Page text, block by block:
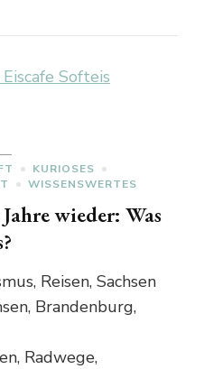
KURIOSES
WISSENSWERTES
wieder: Was
Reisen, Sachsen
Brandenburg,
Radwege,